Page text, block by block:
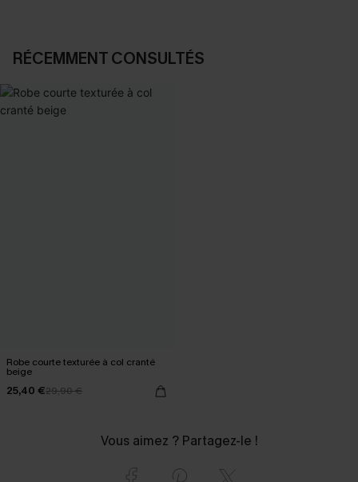
RÉCEMMENT CONSULTÉS
Robe courte texturée à col cranté
beige
25,40 €29,90 €
Vous aimez ? Partagez-le !